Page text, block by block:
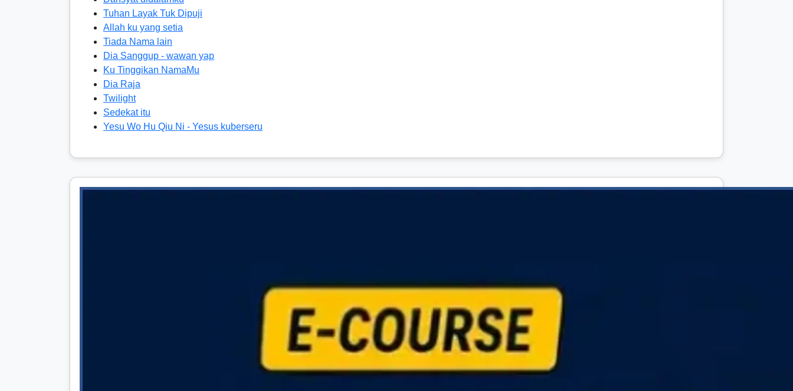
Tuhan Layak Tuk Dipuji
Allah ku yang setia
Tiada Nama lain
Dia Sanggup - wawan yap
Ku Tinggikan NamaMu
Dia Raja
Twilight
Sedekat itu
Yesu Wo Hu Qiu Ni - Yesus kuberseru